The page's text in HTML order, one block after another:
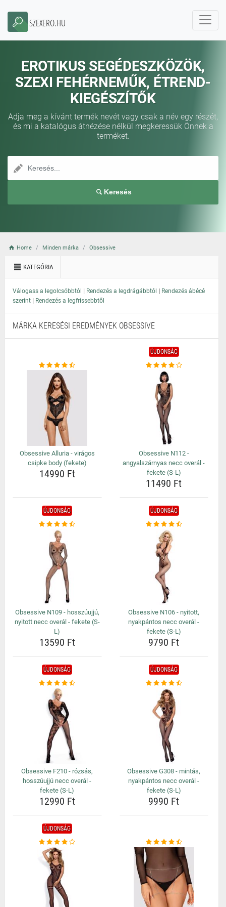
SZEXERO.HU
EROTIKUS SEGÉDESZKÖZÖK,
SZEXI FEHÉRNEMŰK, ÉTREND-
KIEGÉSZÍTŐK
Adja meg a kívánt termék nevét vagy csak a név egy részét,
és mi a katalógus átnézése nélkül megkeressük Önnek a
terméket.
Keresés
Home Minden márka Obsessive
KATEGÓRIA
Válogass a legolcsóbbtól | Rendezés a legdrágábbtól | Rendezés ábécé
szerint | Rendezés a legfrissebbtől
MÁRKA KERESÉSI EREDMÉNYEK OBSESSIVE
Obsessive Alluria - virágos
csipke body (fekete)
14990 Ft
ÚJDONSÁG
Obsessive N112 -
angyalszárnyas necc overál -
fekete (S-L)
11490 Ft
ÚJDONSÁG
Obsessive N109 - hosszúujjú,
nyitott necc overál - fekete (S-
L)
13590 Ft
ÚJDONSÁG
Obsessive N106 - nyitott,
nyakpántos necc overál -
fekete (S-L)
9790 Ft
ÚJDONSÁG
Obsessive F210 - rózsás,
hosszúujjú necc overál -
fekete (S-L)
12990 Ft
ÚJDONSÁG
Obsessive G308 - mintás,
nyakpántos necc overál -
fekete (S-L)
9990 Ft
ÚJDONSÁG